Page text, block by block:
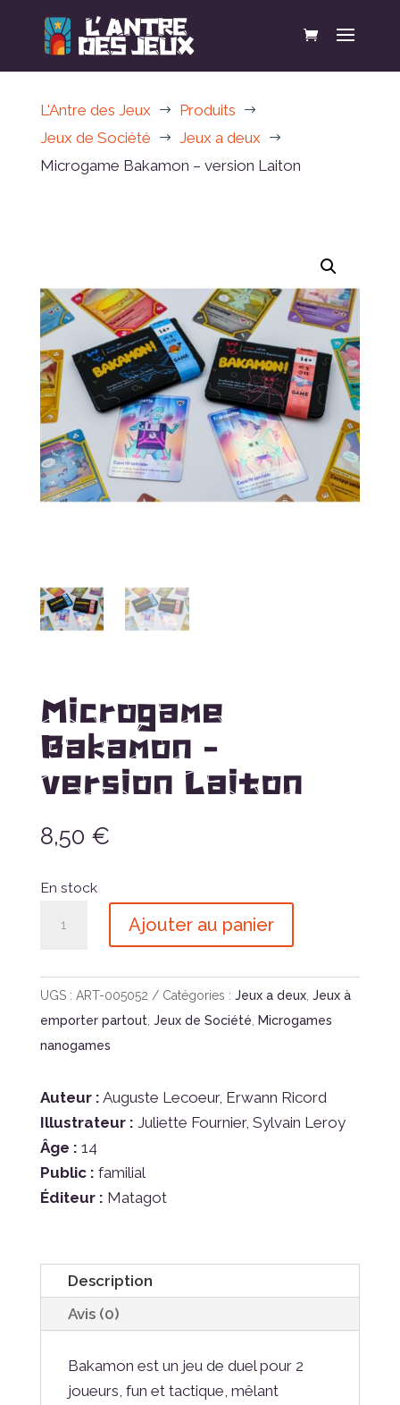
L'Antre des Jeux $ Produits $
Jeux de Société $ Jeux a deux $
Microgame Bakamon – version Laiton
Microgame
Bakamon –
version Laiton
8,50 €
En stock
Bakamon
Ajouter au panier
UGS : ART-005052 Catégories : Jeux a deux, Jeux à
emporter partout, Jeux de Société
Microgames
nanogames
Auteur : Auguste Lecoeur, Erwann Ricord
Illustrateur : Juliette Fournier, Sylvain Leroy
Âge : 14
Public : familial
Éditeur : Matagot
Description
Avis (0)
Bakamon est un jeu de duel pour 2
joueurs, fun et tactique, mêlant